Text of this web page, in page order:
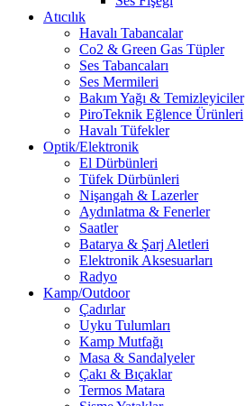
Atıcılık
Havalı Tabancalar
Co2 & Green Gas Tüpler
Ses Tabancaları
Ses Mermileri
Bakım Yağı & Temizleyiciler
PiroTeknik Eğlence Ürünleri
Havalı Tüfekler
Optik/Elektronik
El Dürbünleri
Tüfek Dürbünleri
Nişangah & Lazerler
Aydınlatma & Fenerler
Saatler
Batarya & Şarj Aletleri
Elektronik Aksesuarları
Radyo
Kamp/Outdoor
Çadırlar
Uyku Tulumları
Kamp Mutfağı
Masa & Sandalyeler
Çakı & Bıçaklar
Termos Matara